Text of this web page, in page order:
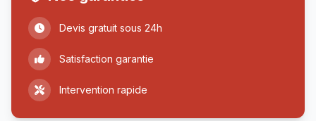
Devis gratuit sous 24h
Satisfaction garantie
Intervention rapide